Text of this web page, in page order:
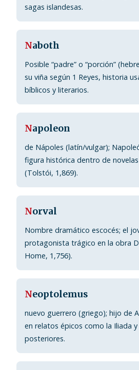
sagas islandesas.
Naboth
Posible “padre” o “porción”
su viña según 1 Reyes, historia
bíblicos y literarios.
Napoleon
de Nápoles (latín/vulgar);
figura histórica dentro de
(Tolstói, 1,869).
Norval
Nombre dramático escocés; el
protagonista trágico en la obra
Home, 1,756).
Neoptolemus
nuevo guerrero (griego); hijo de
en relatos épicos como la Iliada
posteriores.